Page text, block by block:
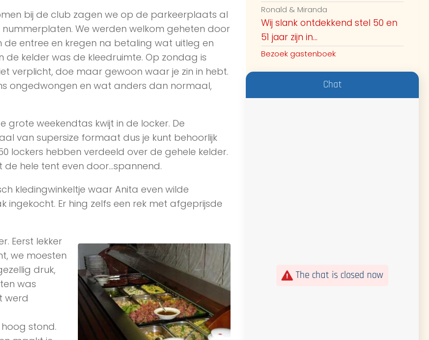
bij de club zagen we op de parkeerplaats al
nummerplaten. We werden welkom geheten door
entree en kregen na betaling wat uitleg en
de kelder was de kleedruimte. Op zondag is
verplicht, doe maar gewoon waar je zin in hebt.
ongedwongen en wat anders dan normaal,
grote weekendtas kwijt in de locker. De
van supersize formaat dus je kunt behoorlijk
lockers hebben verdeeld over de gehele kelder.
hele tent even door…spannend.
kledingwinkeltje waar Anita even wilde
Er hing zelfs een rek met afgeprijsde
Eerst lekker
we moesten
druk,
was
werd
stond.
Ronald & Miranda
Wij slank ontdekkend stel 50 en
51 jaar zijn in...
Bezoek gastenboek
Chat
The chat is closed now